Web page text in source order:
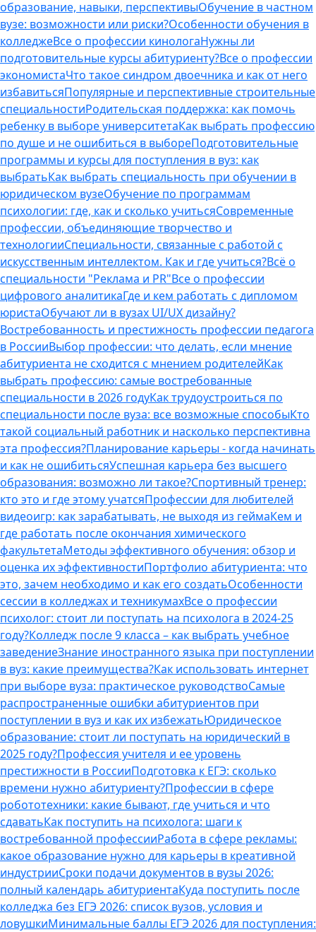
образование, навыки, перспективыОбучение в частном
вузе: возможности или риски?Особенности обучения в
колледжеВсе о профессии кинологаНужны ли
подготовительные курсы абитуриенту?Все о профессии
экономистаЧто такое синдром двоечника и как от него
избавитьсяПопулярные и перспективные строительные
специальностиРодительская поддержка: как помочь
ребенку в выборе университетаКак выбрать профессию
по душе и не ошибиться в выбореПодготовительные
программы и курсы для поступления в вуз: как
выбратьКак выбрать специальность при обучении в
юридическом вузеОбучение по программам
психологии: где, как и сколько учитьсяСовременные
профессии, объединяющие творчество и
технологииСпециальности, связанные с работой с
искусственным интеллектом. Как и где учиться?Всё о
специальности "Реклама и PR"Все о профессии
цифрового аналитикаГде и кем работать с дипломом
юристаОбучают ли в вузах UI/UX дизайну?
Востребованность и престижность профессии педагога
в РоссииВыбор профессии: что делать, если мнение
абитуриента не сходится с мнением родителейКак
выбрать профессию: самые востребованные
специальности в 2026 годуКак трудоустроиться по
специальности после вуза: все возможные способыКто
такой социальный работник и насколько перспективна
эта профессия?Планирование карьеры - когда начинать
и как не ошибитьсяУспешная карьера без высшего
образования: возможно ли такое?Спортивный тренер:
кто это и где этому учатсяПрофессии для любителей
видеоигр: как зарабатывать, не выходя из геймаКем и
где работать после окончания химического
факультетаМетоды эффективного обучения: обзор и
оценка их эффективностиПортфолио абитуриента: что
это, зачем необходимо и как его создатьОсобенности
сессии в колледжах и техникумахВсе о профессии
психолог: стоит ли поступать на психолога в 2024-25
году?Колледж после 9 класса – как выбрать учебное
заведениеЗнание иностранного языка при поступлении
в вуз: какие преимущества?Как использовать интернет
при выборе вуза: практическое руководствоСамые
распространенные ошибки абитуриентов при
поступлении в вуз и как их избежатьЮридическое
образование: стоит ли поступать на юридический в
2025 году?Профессия учителя и ее уровень
престижности в РоссииПодготовка к ЕГЭ: сколько
времени нужно абитуриенту?Профессии в сфере
робототехники: какие бывают, где учиться и что
сдаватьКак поступить на психолога: шаги к
востребованной профессииРабота в сфере рекламы:
какое образование нужно для карьеры в креативной
индустрииСроки подачи документов в вузы 2026:
полный календарь абитуриентаКуда поступить после
колледжа без ЕГЭ 2026: список вузов, условия и
ловушкиМинимальные баллы ЕГЭ 2026 для поступления: